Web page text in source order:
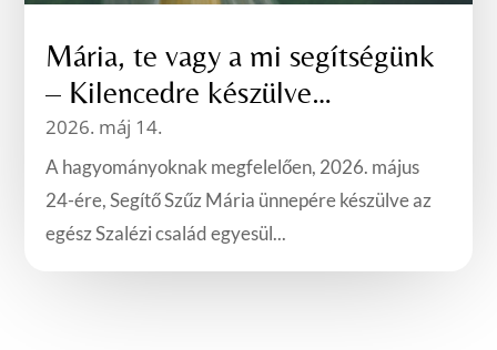
Mária, te vagy a mi segítségünk
– Kilencedre készülve…
2026. máj 14.
A hagyományoknak megfelelően, 2026. május
24-ére, Segítő Szűz Mária ünnepére készülve az
egész Szalézi család egyesül...